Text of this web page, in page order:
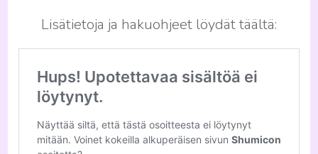
Lisätietoja ja hakuohjeet löydät täältä: